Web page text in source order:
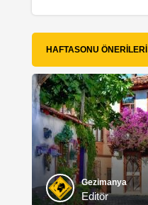
HAFTASONU ÖNERILERI
Gezimanya
Editör